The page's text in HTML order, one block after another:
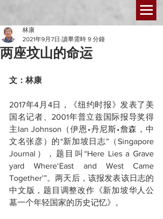
两座坟山的命运
林康
2021年9月7日 讀畢需時 9 分鐘
文：林康
2017年4月4日，《纽约时报》发表了美
国名记者、2001年普立兹国际报导奖得
主Ian Johnson（伊恩•丹尼斯•詹森，中
文名张彦）的“新加坡日志”（Singapore
Journal），题目叫“Here Lies a Grave
yard Where‘East and West Came
Together’”。两天后，该报发表该日志的
中文版，题目调整改作《新加坡华人公
墓一个年轻国家的历史记忆》。